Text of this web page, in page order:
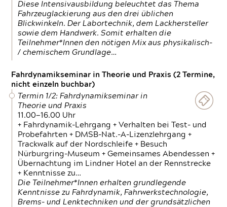
Diese Intensivausbildung beleuchtet das Thema
Fahrzeuglackierung aus den drei üblichen
Blickwinkeln. Der Labortechnik, dem Lackhersteller
sowie dem Handwerk. Somit erhalten die
Teilnehmer*Innen den nötigen Mix aus physikalisch-
/ chemischem Grundlage…
Fahrdynamikseminar in Theorie und Praxis (2 Termine,
nicht einzeln buchbar)
Termin 1/2: Fahrdynamikseminar in
Theorie und Praxis
11.00—16.00 Uhr
+ Fahrdynamik-Lehrgang + Verhalten bei Test- und
Probefahrten + DMSB-Nat.-A-Lizenzlehrgang +
Trackwalk auf der Nordschleife + Besuch
Nürburgring-Museum + Gemeinsames Abendessen +
Übernachtung im Lindner Hotel an der Rennstrecke
+ Kenntnisse zu…
Die Teilnehmer*Innen erhalten grundlegende
Kenntnisse zu Fahrdynamik, Fahrwerkstechnologie,
Brems- und Lenktechniken und der grundsätzlichen